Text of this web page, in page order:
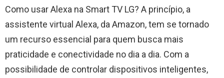
Como usar Alexa na Smart TV LG? A princípio, a
assistente virtual Alexa, da Amazon, tem se tornado
um recurso essencial para quem busca mais
praticidade e conectividade no dia a dia. Com a
possibilidade de controlar dispositivos inteligentes,